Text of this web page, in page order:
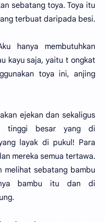
sebatang toya. Toya itu
terbuat daripada besi.
hanya membutuhkan
kayu saja, yaitu t ongkat
toya ini, anjing
ejekan dan sekaligus
tinggi besar yang di
layak di pukul! Para
mereka semua tertawa.
melihat sebatang bambu
bambu itu dan di